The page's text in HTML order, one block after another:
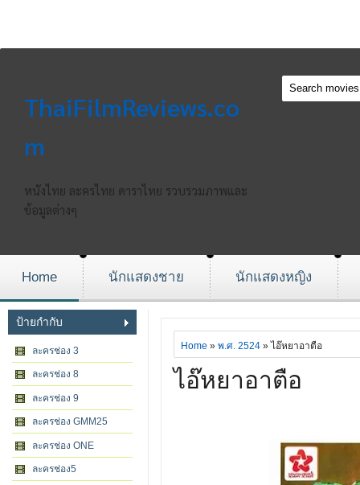
ThaiFilmReviews.co
m
หนังไทย ละครไทย ดาราไทย รวบรวมภาพและ
ข้อมูลต่างๆ
Home นักแสดงชาย นักแสดงหญิง
ป้ายกำกับ
ละครช่อง 3
ละครช่อง 8
ละครช่อง 9
ละครช่อง GMM25
ละครช่อง ONE
ละครช่อง5
Home » พ.ศ. 2524 » ไอ๊หยาอาตือ
ไอ๊หยาอาตือ